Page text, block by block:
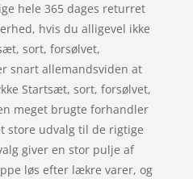
hele 365 dages returret
hvis du alligevel ikke
sort, forsølvet,
snart allemandsviden at
Startsæt, sort, forsølvet,
meget brugte forhandler
store udvalg til de rigtige
giver en stor pulje af
løs efter lækre varer, og